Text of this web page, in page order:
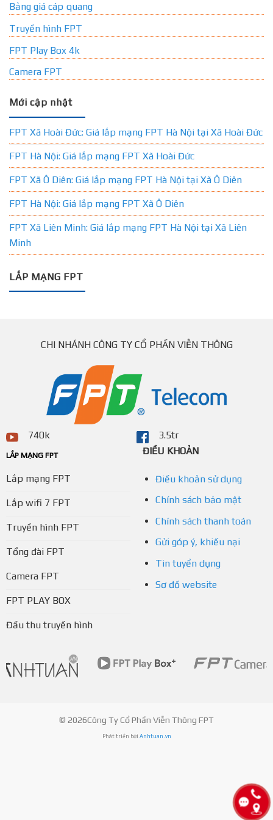
Bảng giá cáp quang
Truyền hình FPT
FPT Play Box 4k
Camera FPT
Mới cập nhật
FPT Xã Hoài Đức: Giá lắp mạng FPT Hà Nội tại Xã Hoài Đức
FPT Hà Nội: Giá lắp mạng FPT Xã Hoài Đức
FPT Xã Ô Diên: Giá lắp mạng FPT Hà Nội tại Xã Ô Diên
FPT Hà Nội: Giá lắp mạng FPT Xã Ô Diên
FPT Xã Liên Minh: Giá lắp mạng FPT Hà Nội tại Xã Liên
Minh
LẮP MẠNG FPT
CHI NHÁNH CÔNG TY CỔ PHẦN VIỄN THÔNG
740k 3.5tr
LẮP MẠNG FPT
Lắp mạng FPT
Lắp wifi 7 FPT
Truyền hình FPT
Tổng đài FPT
Camera FPT
FPT PLAY BOX
Đầu thu truyền hình
ĐIỀU KHOẢN
Điều khoản sử dụng
Chính sách bảo mật
Chính sách thanh toán
Gửi góp ý, khiếu nại
Tin tuyển dụng
Sơ đồ website
© 2026Công Ty Cổ Phần Viễn Thông FPT
Phát triển bởi Anhtuan.vn